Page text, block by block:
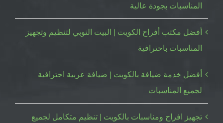
المناسبات بجودة عالية
أفضل مكتب أفراح الكويت | البيت النوبي لتنظيم وتجهيز
المناسبات باحترافية
أفضل خدمة ضيافة بالكويت | ضيافة عربية احترافية
لجميع المناسبات
تجهيز افراح ومناسبات بالكويت | تنظيم متكامل لجميع